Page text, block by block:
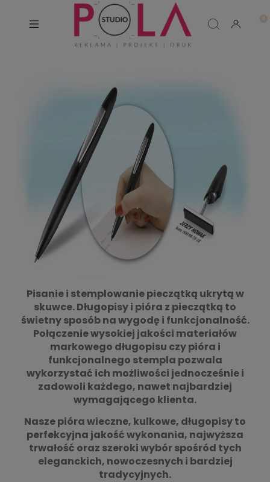
Pisanie i stemplowanie pieczątką ukrytą w
skuwce. Długopisy i pióra z pieczątką to
świetny sposób na wygodę i funkcjonalność.
Połączenie wysokiej jakości materiałów
markowego długopisu czy pióra i
funkcjonalnego stempla pozwala
wykorzystać ich możliwości jednocześnie i
zadowoli każdego, nawet najbardziej
wymagającego klienta.
Nasze pióra wieczne, kulkowe, długopisy to
perfekcyjna jakość wykonania, najwyższa
trwałość oraz szeroki wybór spośród tych
eleganckich, nowoczesnych i bardziej
tradycyjnych.